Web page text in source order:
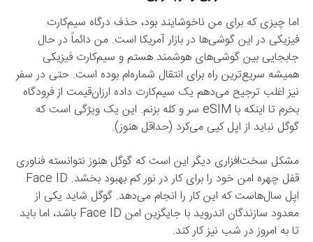
اما چیزی که برای من ناخوشایند بود، حذف درگاه سیم‌کارت
فیزیکی در این گوشی‌ها در بازار آمریکا است. من دائماً در حال
جابجایی بین گوشی‌های هوشمند هستم و سیم‌کارت فیزیکی
همیشه سریع‌ترین راه برای انتقال شماره‌ام بوده است. حتی در سفر
نیز اغلب ترجیح می‌دهم یک سیم‌کارت داده ارزان‌قیمت از فرودگاه
بخرم تا اینکه با eSIM سر و کله بزنم. این یک ویژگی است که
گوگل نباید از اپل کپی می‌کرد (حداقل هنوز).
مشکل سخت‌افزاری دیگر این است که گوگل هنوز نتوانسته فناوری
قفل چهره امن خود را برای کار در نور کم بهبود بخشد. Face ID
اپل سال‌هاست که این کار را انجام می‌دهد. گوگل شاید یکی از
معدود سازندگان اندروید با جایگزین امن Face ID باشد، اما باید
تا به امروز در شب نیز کار کند.